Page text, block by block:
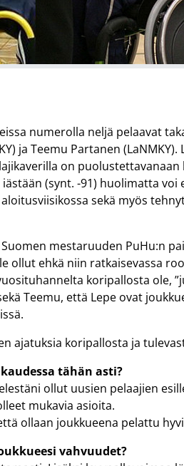
numerolla neljä pelaavat
ja Teemu Partanen
on
(synt. -91) huolimatta
sekä myös
mestaruuden PuHu:n
ollut ehkä niin ratkaisevassa
koripallosta ole,
Teemu, että Lepe ovat
ajatuksia koripallosta ja
tähän asti?
ollut uusien pelaajien
mukavia asioita.
ollaan joukkueena pelattu
vahvuudet?